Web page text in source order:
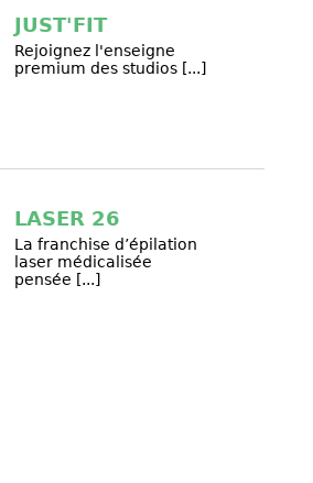
JUST'FIT
Rejoignez l'enseigne
premium des studios [...]
LASER 26
La franchise d’épilation
laser médicalisée
pensée [...]